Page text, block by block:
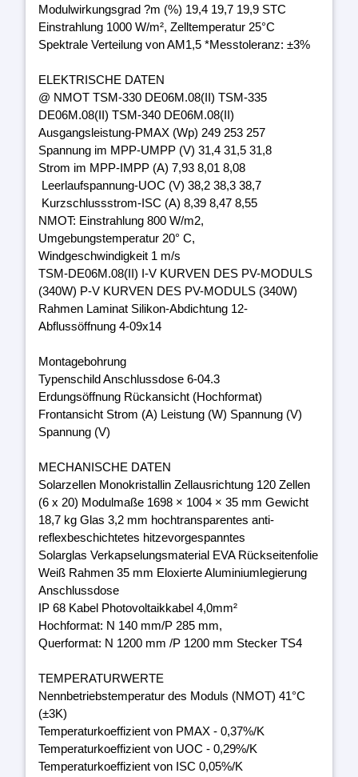
Modulwirkungsgrad ?m (%) 19,4 19,7 19,9 STC
Einstrahlung 1000 W/m², Zelltemperatur 25°C
Spektrale Verteilung von AM1,5 *Messtoleranz: ±3%
ELEKTRISCHE DATEN
@ NMOT TSM-330 DE06M.08(II) TSM-335
DE06M.08(II) TSM-340 DE06M.08(II)
Ausgangsleistung-PMAX (Wp) 249 253 257
Spannung im MPP-UMPP (V) 31,4 31,5 31,8
Strom im MPP-IMPP (A) 7,93 8,01 8,08
Leerlaufspannung-UOC (V) 38,2 38,3 38,7
Kurzschlussstrom-ISC (A) 8,39 8,47 8,55
NMOT: Einstrahlung 800 W/m2,
Umgebungstemperatur 20° C,
Windgeschwindigkeit 1 m/s
TSM-DE06M.08(II) I-V KURVEN DES PV-MODULS
(340W) P-V KURVEN DES PV-MODULS (340W)
Rahmen Laminat Silikon-Abdichtung 12-
Abflussöffnung 4-09x14
Montagebohrung
Typenschild Anschlussdose 6-04.3
Erdungsöffnung Rückansicht (Hochformat)
Frontansicht Strom (A) Leistung (W) Spannung (V)
Spannung (V)
MECHANISCHE DATEN
Solarzellen Monokristallin Zellausrichtung 120 Zellen
(6 x 20) Modulmaße 1698 × 1004 × 35 mm Gewicht
18,7 kg Glas 3,2 mm hochtransparentes anti-
reflexbeschichtetes hitzevorgespanntes
Solarglas Verkapselungsmaterial EVA Rückseitenfolie
Weiß Rahmen 35 mm Eloxierte Aluminiumlegierung
Anschlussdose
IP 68 Kabel Photovoltaikkabel 4,0mm²
Hochformat: N 140 mm/P 285 mm,
Querformat: N 1200 mm /P 1200 mm Stecker TS4
TEMPERATURWERTE
Nennbetriebstemperatur des Moduls (NMOT) 41°C
(±3K)
Temperaturkoeffizient von PMAX - 0,37%/K
Temperaturkoeffizient von UOC - 0,29%/K
Temperaturkoeffizient von ISC 0,05%/K